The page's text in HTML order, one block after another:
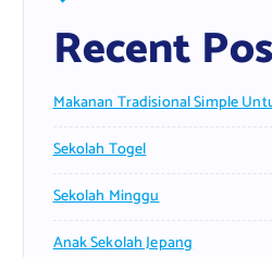
Recent
Makanan Tradisional Simple
Sekolah Togel
Sekolah Minggu
Anak Sekolah Jepang